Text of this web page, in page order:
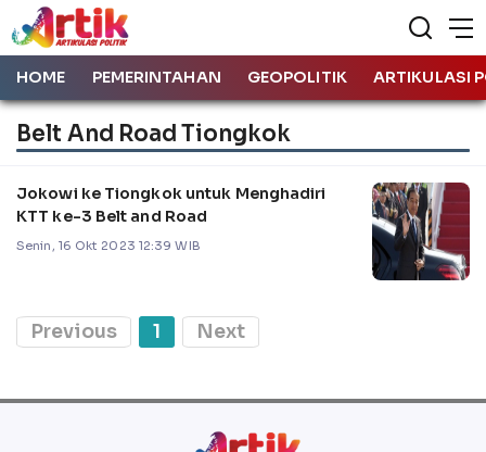
HOME PEMERINTAHAN GEOPOLITIK ARTIKULASI
Belt And Road Tiongkok
Jokowi ke Tiongkok untuk Menghadiri
KTT ke-3 Belt and Road
Senin, 16 Okt 2023 12:39 WIB
Previous 1 Next